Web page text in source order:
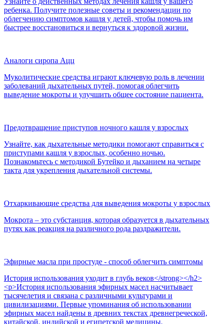
ребенка. Получите полезные советы и рекомендации по
облегчению симптомов кашля у детей, чтобы помочь им
быстрее восстановиться и вернуться к здоровой жизни.
Аналоги сиропа Ацц
Муколитические средства играют ключевую роль в лечении
заболеваний дыхательных путей, помогая облегчить
выведение мокроты и улучшить общее состояние пациента.
Предотвращение приступов ночного кашля у взрослых
Узнайте, как дыхательные методики помогают справиться с
приступами кашля у взрослых, особенно ночью.
Познакомьтесь с методикой Бутейко и дыханием на четыре
такта для укрепления дыхательной системы.
Отхаркивающие средства для выведения мокроты у взрослых
Мокрота – это субстанция, которая образуется в дыхательных
путях как реакция на различного рода раздражители.
Эфирные масла при простуде - способ облегчить симптомы
История использования уходит в глубь веков</strong></h2>
<p>История использования эфирных масел насчитывает
тысячелетия и связана с различными культурами и
цивилизациями. Первые упоминания об использовании
эфирных масел найдены в древних текстах древнегреческой,
китайской, индийской и египетской медицины.